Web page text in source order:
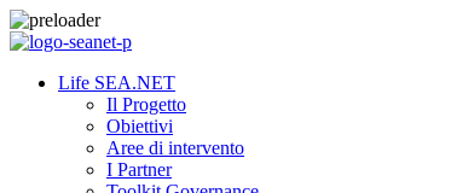
Life SEA.NET
Il Progetto
Obiettivi
Aree di intervento
I Partner